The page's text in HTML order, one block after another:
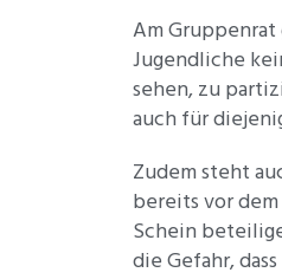
Am
Jugendliche
sehen, zu
auch für
Zudem steht
bereits vor
Schein
die Gefahr,